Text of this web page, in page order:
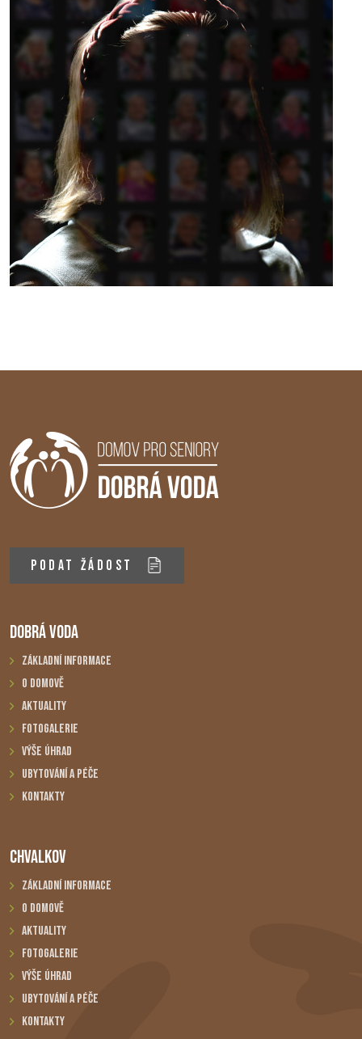
PODAT ŽÁDOST
DOBRÁ VODA
Základní informace
O domově
Aktuality
Fotogalerie
Výše úhrad
Ubytování a péče
Kontakty
CHVALKOV
Základní informace
O domově
Aktuality
Fotogalerie
Výše úhrad
Ubytování a péče
Kontakty